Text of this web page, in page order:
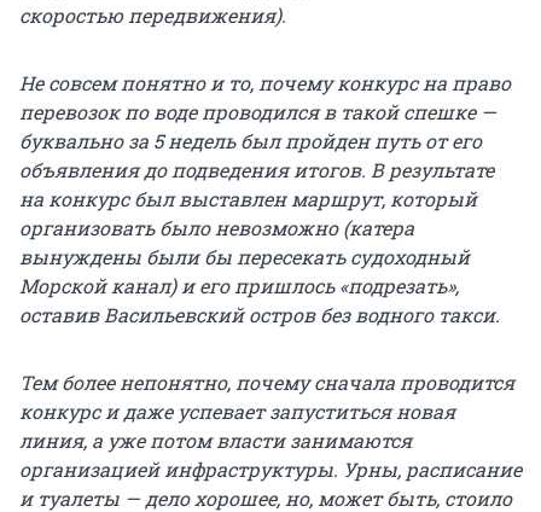
скоростью передвижения).
Не совсем понятно и то, почему конкурс на право
перевозок по воде проводился в такой спешке —
буквально за 5 недель был пройден путь от его
объявления до подведения итогов. В результате
на конкурс был выставлен маршрут, который
организовать было невозможно (катера
вынуждены были бы пересекать судоходный
Морской канал) и его пришлось «подрезать»,
оставив Васильевский остров без водного такси.
Тем более непонятно, почему сначала проводится
конкурс и даже успевает запуститься новая
линия, а уже потом власти занимаются
организацией инфраструктуры. Урны, расписание
и туалеты — дело хорошее, но, может быть, стоило